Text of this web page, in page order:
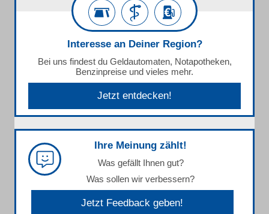
Interesse an Deiner Region?
Bei uns findest du Geldautomaten, Notapotheken,
Benzinpreise und vieles mehr.
Jetzt entdecken!
Ihre Meinung zählt!
Was gefällt Ihnen gut?
Was sollen wir verbessern?
Jetzt Feedback geben!